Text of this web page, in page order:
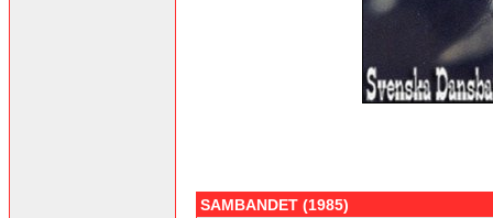
SAMBANDET (1985)